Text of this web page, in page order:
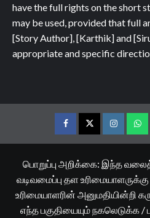
have the full rights on the short
may be used, provided that full
[Story Author], [Karthik] and
appropriate and specific
FacebookTwitter
பொறுப்பு அறிக்கை: இந்த
வடிவமைப்பு தள
உரிமையாளரின் அனுமதியின்றி
எந்த பகுதியையும் நகலெடுக்க /